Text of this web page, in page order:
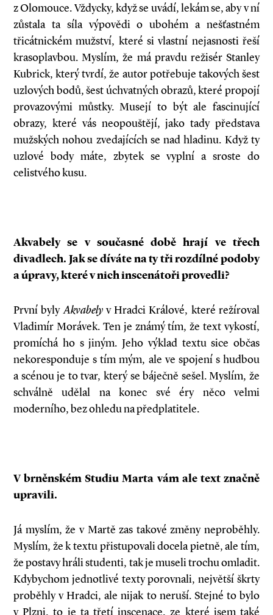
z Olomouce. Vždycky, když se uvádí, lekám se, aby v ní
zůstala ta síla výpovědi o ubohém a nešťastném
třicátnickém mužství, které si vlastní nejasnosti řeší
krasoplavbou. Myslím, že má pravdu režisér Stanley
Kubrick, který tvrdí, že autor potřebuje takových šest
uzlových bodů, šest úchvatných obrazů, které propojí
provazovými můstky. Musejí to být ale fascinující
obrazy, které vás neopouštějí, jako tady představa
mužských nohou zvedajících se nad hladinu. Když ty
uzlové body máte, zbytek se vyplní a sroste do
celistvého kusu.
Akvabely se v současné době hrají ve třech
divadlech. Jak se díváte na ty tři rozdílné podoby
a úpravy, které v nich inscenátoři provedli?
První bylyAkvabelyv Hradci Králové, které režíroval
Vladimír Morávek. Ten je známý tím, že text vykostí,
promíchá ho s jiným. Jeho výklad textu sice občas
nekoresponduje s tím mým, ale ve spojení s hudbou
a scénou je to tvar, který se báječně sešel. Myslím, že
schválně udělal na konec své éry něco velmi
moderního, bez ohledu na předplatitele.
V brněnském Studiu Marta vám ale text značně
upravili.
Já myslím, že v Martě zas takové změny neproběhly.
Myslím, že k textu přistupovali docela pietně, ale tím,
že postavy hráli studenti, tak je museli trochu omladit.
Kdybychom jednotlivé texty porovnali, největší škrty
proběhly v Hradci, ale nijak to neruší. Stejné to bylo
v Plzni, to je ta třetí inscenace, ze které jsem také